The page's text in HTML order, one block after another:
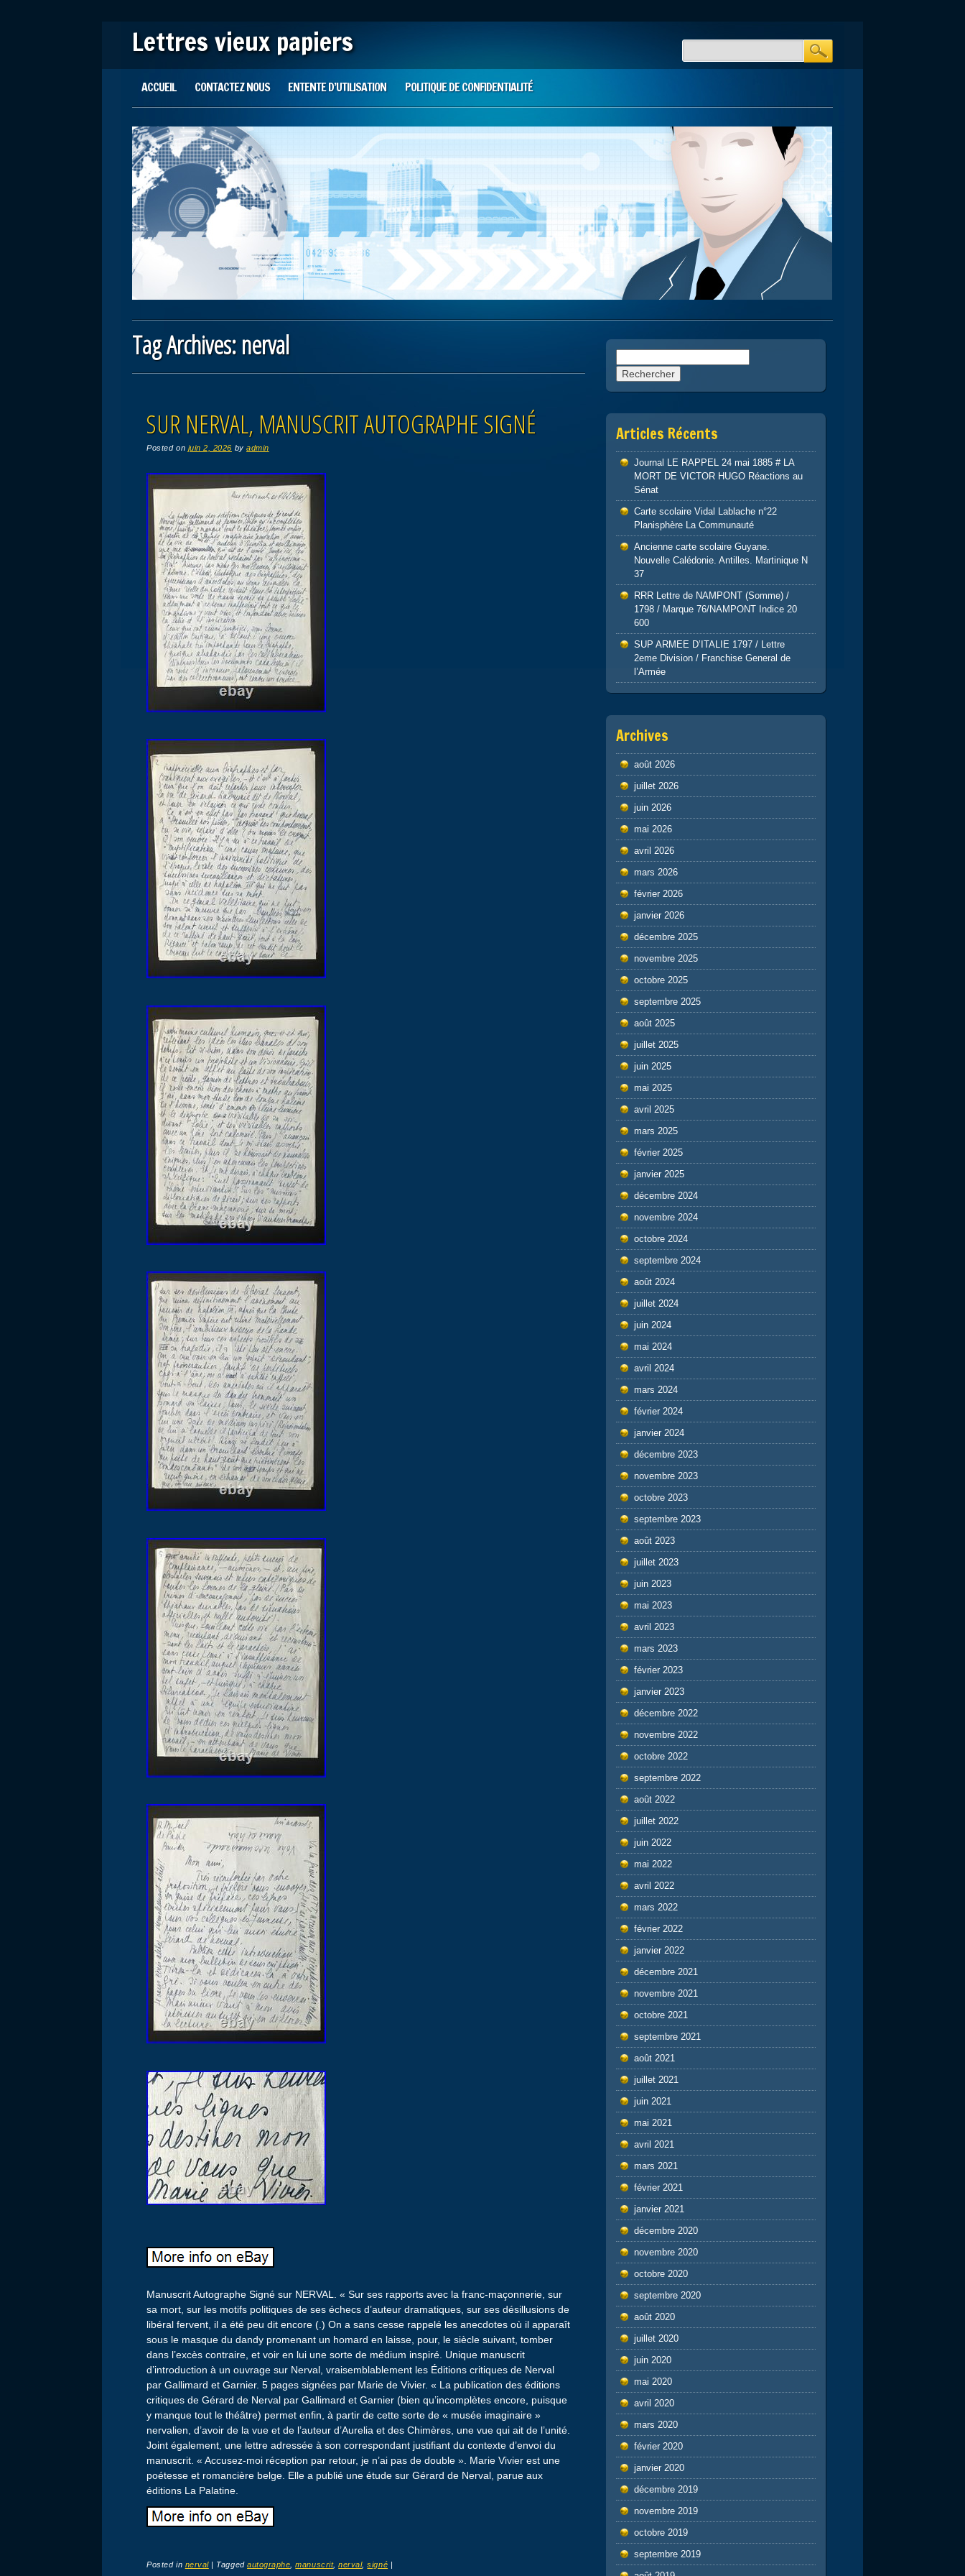
Lettres vieux papiers
Main menu
ACCUEIL CONTACTEZ NOUS ENTENTE D’UTILISATION POLITIQUE DE CONFIDENTIALITÉ
Tag Archives:nerval
SUR NERVAL, MANUSCRIT AUTOGRAPHE SIGNÉ
Posted on juin 2, 2026 byadmin
Manuscrit Autographe Signé sur NERVAL. « Sur ses rapports avec la franc-maçonnerie, sur
sa mort, sur les motifs politiques de ses échecs d’auteur dramatiques, sur ses désillusions de
libéral fervent, il a été peu dit encore (.) On a sans cesse rappelé les anecdotes où il apparaît
sous le masque du dandy promenant un homard en laisse, pour, le siècle suivant, tomber
dans l’excès contraire, et voir en lui une sorte de médium inspiré. Unique manuscrit
d’introduction à un ouvrage sur Nerval, vraisemblablement les Éditions critiques de Nerval
par Gallimard et Garnier. 5 pages signées par Marie de Vivier. « La publication des éditions
critiques de Gérard de Nerval par Gallimard et Garnier (bien qu’incomplètes encore, puisque
y manque tout le théâtre) permet enfin, à partir de cette sorte de « musée imaginaire »
nervalien, d’avoir de la vue et de l’auteur d’Aurelia et des Chimères, une vue qui ait de l’unité.
Joint également, une lettre adressée à son correspondant justifiant du contexte d’envoi du
manuscrit. « Accusez-moi réception par retour, je n’ai pas de double ». Marie Vivier est une
poétesse et romancière belge. Elle a publié une étude sur Gérard de Nerval, parue aux
éditions La Palatine.
Posted in nerval | Taggedautographe ,manuscrit,nerval,signé |
Articles Récents
Journal LE RAPPEL 24 mai 1885 # LA
MORT DE VICTOR HUGO Réactions au
Sénat
Carte scolaire Vidal Lablache n°22
Planisphère La Communauté
Ancienne carte scolaire Guyane.
Nouvelle Calédonie. Antilles. Martinique N
37
RRR Lettre de NAMPONT (Somme) /
1798 / Marque 76/NAMPONT Indice 20
600
SUP ARMEE D’ITALIE 1797 / Lettre
2eme Division / Franchise General de
l’Armée
Archives
août 2026
juillet 2026
juin 2026
mai 2026
avril 2026
mars 2026
février 2026
janvier 2026
décembre 2025
novembre 2025
octobre 2025
septembre 2025
août 2025
juillet 2025
juin 2025
mai 2025
avril 2025
mars 2025
février 2025
janvier 2025
décembre 2024
novembre 2024
octobre 2024
septembre 2024
août 2024
juillet 2024
juin 2024
mai 2024
avril 2024
mars 2024
février 2024
janvier 2024
décembre 2023
novembre 2023
octobre 2023
septembre 2023
août 2023
juillet 2023
juin 2023
mai 2023
avril 2023
mars 2023
février 2023
janvier 2023
décembre 2022
novembre 2022
octobre 2022
septembre 2022
août 2022
juillet 2022
juin 2022
mai 2022
avril 2022
mars 2022
février 2022
janvier 2022
décembre 2021
novembre 2021
octobre 2021
septembre 2021
août 2021
juillet 2021
juin 2021
mai 2021
avril 2021
mars 2021
février 2021
janvier 2021
décembre 2020
novembre 2020
octobre 2020
septembre 2020
août 2020
juillet 2020
juin 2020
mai 2020
avril 2020
mars 2020
février 2020
janvier 2020
décembre 2019
novembre 2019
octobre 2019
septembre 2019